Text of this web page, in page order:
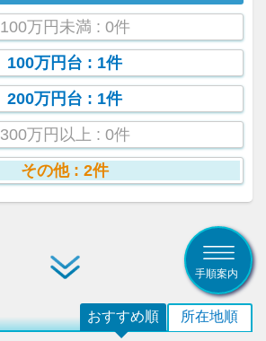
100万円未満 : 0件
100万円台 : 1件
200万円台 : 1件
300万円以上 : 0件
その他 : 2件
手順案内
所在地順
おすすめ順